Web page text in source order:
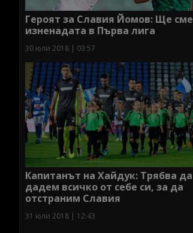
Героят за Славия Йомов: Ще сме
изненадата в Първа лига
30 юли 2018 | 03:57
Капитанът на Хайдук: Трябва да
дадем всичко от себе си, за да
отстраним Славия
31 юли 2018 | 12:43